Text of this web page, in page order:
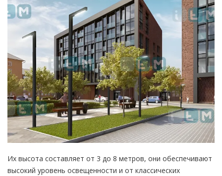
Их высота составляет от 3 до 8 метров, они обеспечивают
высокий уровень освещенности и от классических